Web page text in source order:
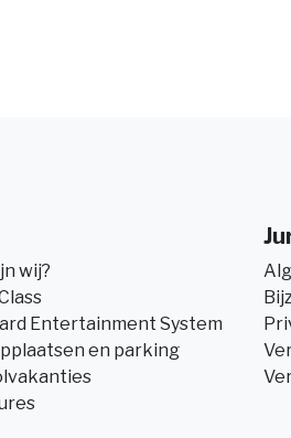
wij?
Entertainment System
en parking